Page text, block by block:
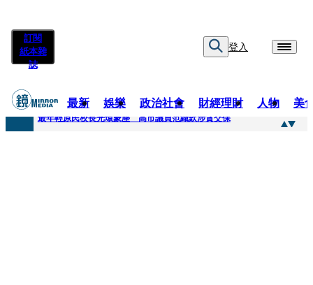
訂閱
紙本雜
誌
登入
最新 娛樂 政治社會 財經理財 人物 美
快訊
最年輕原民校長光環蒙塵 高市議員范織欽涉貪交保